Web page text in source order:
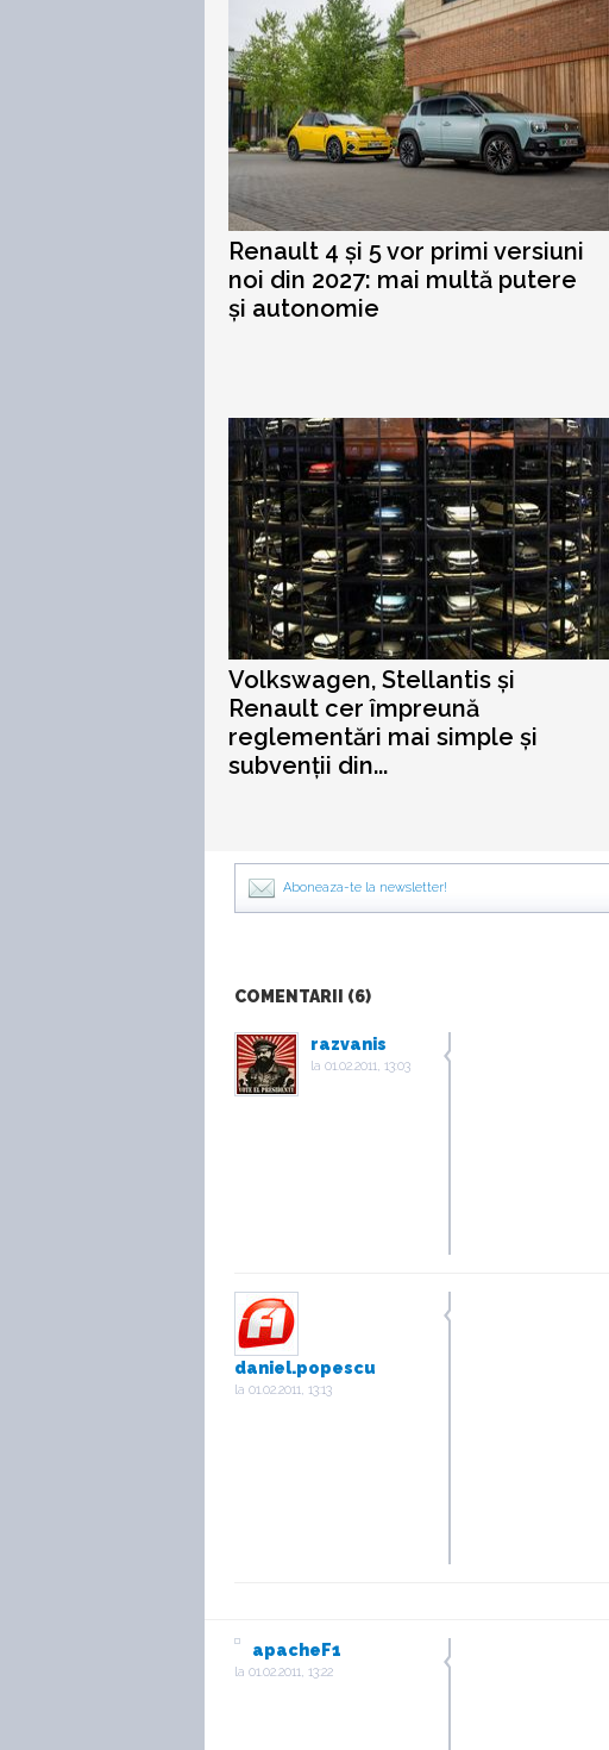
Renault 4 și 5 vor primi versiuni
noi din 2027: mai multă putere
și autonomie
Volkswagen, Stellantis și
Renault cer împreună
reglementări mai simple și
subvenții din...
Aboneaza-te la newsletter!
COMENTARII (6)
razvanis
la 01.02.2011, 13:03
daniel.popescu
la 01.02.2011, 13:13
apacheF1
la 01.02.2011, 13:22